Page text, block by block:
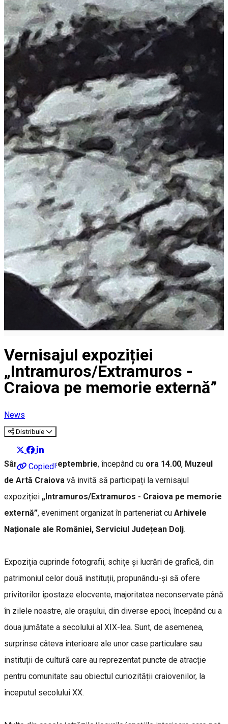
Vernisajul expoziției
„Intramuros/Extramuros -
Craiova pe memorie externă”
News
Distribuie
Copied!
Sâmbătă, 28 septembrie, începând cu ora 14.00, Muzeul
de Artă Craiova vă invită să participați la vernisajul
expoziției „Intramuros/Extramuros - Craiova pe memorie
externă”, eveniment organizat în parteneriat cu Arhivele
Naționale ale României, Serviciul Județean Dolj.
Expoziția cuprinde fotografii, schițe și lucrări de grafică, din
patrimoniul celor două instituții, propunându-și să ofere
privitorilor ipostaze elocvente, majoritatea neconservate până
în zilele noastre, ale orașului, din diverse epoci, începând cu a
doua jumătate a secolului al XIX-lea. Sunt, de asemenea,
surprinse câteva interioare ale unor case particulare sau
instituții de cultură care au reprezentat puncte de atracție
pentru comunitate sau obiectul curiozității craiovenilor, la
începutul secolului XX.